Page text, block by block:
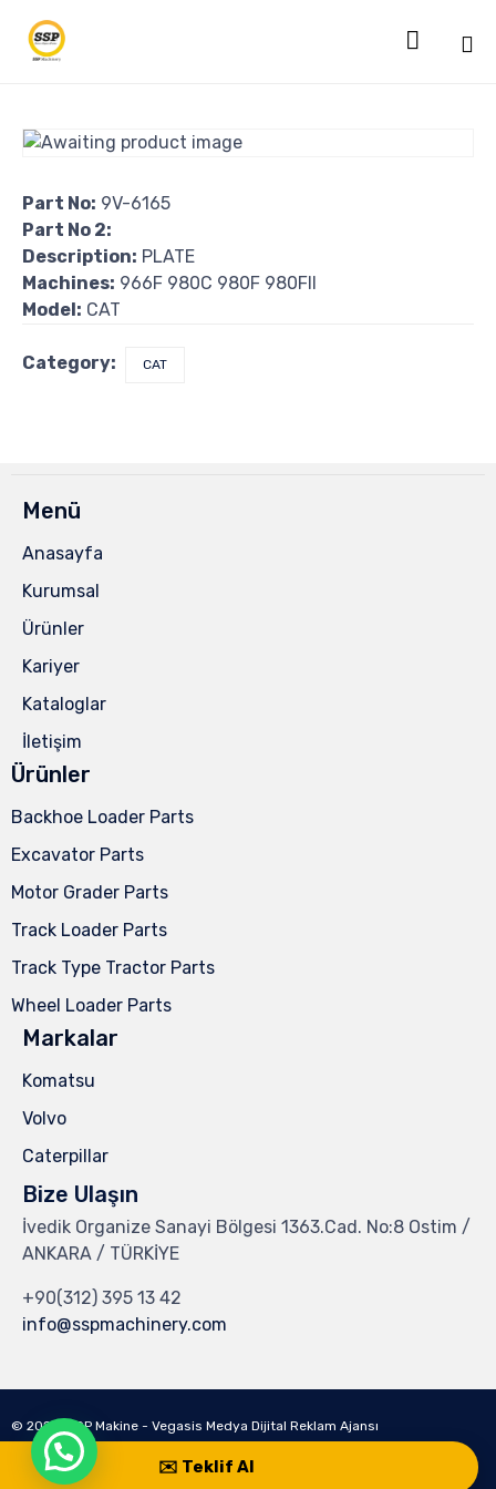

Part No: 9V-6165
Part No 2:
Description: PLATE
Machines: 966F 980C 980F 980FII
Model: CAT
✉️ Teklif Al
Category: CAT
Menü
Anasayfa
Kurumsal
Ürünler
Kariyer
Kataloglar
İletişim
Ürünler
Backhoe Loader Parts
Excavator Parts
Motor Grader Parts
Track Loader Parts
Track Type Tractor Parts
Wheel Loader Parts
Markalar
Komatsu
Volvo
Caterpillar
Bize Ulaşın
İvedik Organize Sanayi Bölgesi 1363.Cad. No:8 Ostim /
ANKARA / TÜRKİYE
+90(312) 395 13 42
info@sspmachinery.com
© 2023 SSP Makine - Vegasis Medya Dijital Reklam Ajansı